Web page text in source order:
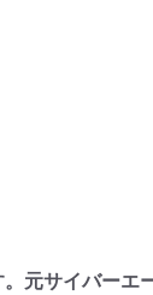
元サイバーエ